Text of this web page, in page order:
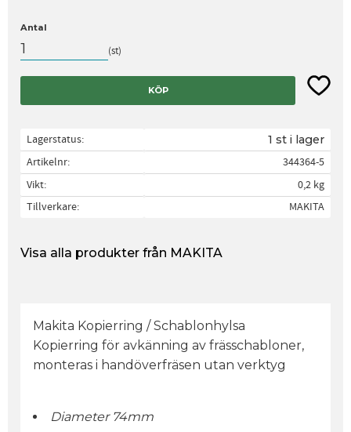
Antal
st
KÖP Lägg
Lagerstatus 1 st i lager
Artikelnr
344364-5
Vikt
0,2 kg
Tillverkare
MAKITA
Visa alla produkter från MAKITA
Makita Kopierring / Schablonhylsa
Kopierring för avkänning av frässchabloner,
monteras i handöverfräsen utan verktyg
Diameter 74mm